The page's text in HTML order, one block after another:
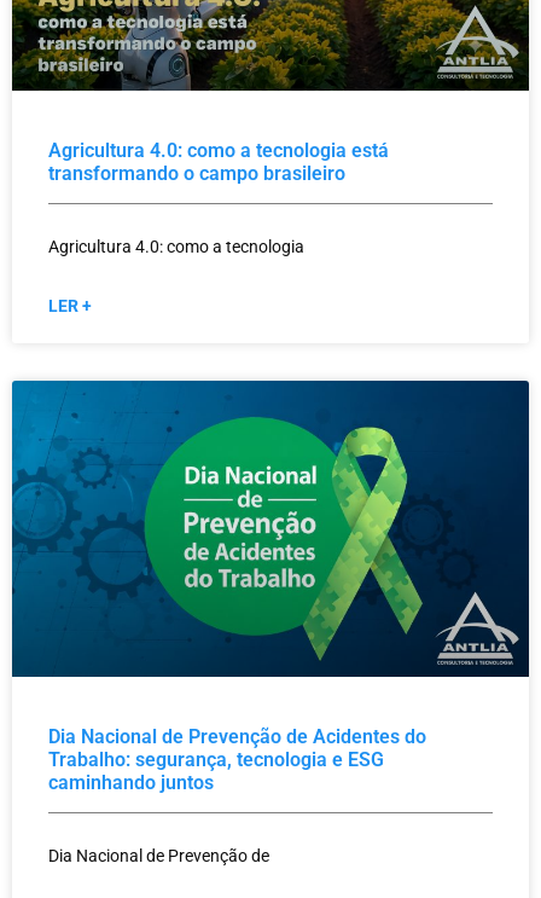
Agricultura 4.0: como a tecnologia está
transformando o campo brasileiro
Agricultura 4.0: como a tecnologia
LER +
Dia Nacional de Prevenção de Acidentes do
Trabalho: segurança, tecnologia e ESG
caminhando juntos
Dia Nacional de Prevenção de